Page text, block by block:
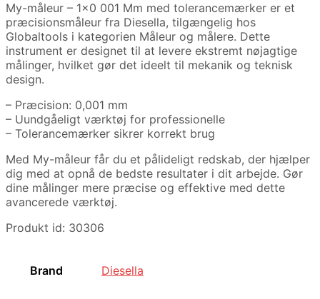
My-måleur – 1×0 001 Mm med tolerancemærker er et
præcisionsmåleur fra Diesella, tilgængelig hos
Globaltools i kategorien Måleur og målere. Dette
instrument er designet til at levere ekstremt nøjagtige
målinger, hvilket gør det ideelt til mekanik og teknisk
design.
– Præcision: 0,001 mm
– Uundgåeligt værktøj for professionelle
– Tolerancemærker sikrer korrekt brug
Med My-måleur får du et pålideligt redskab, der hjælper
dig med at opnå de bedste resultater i dit arbejde. Gør
dine målinger mere præcise og effektive med dette
avancerede værktøj.
Produkt id: 30306
Brand Diesella